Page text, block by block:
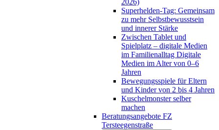
Superhelden-Tag: Gemeinsam
zu mehr Selbstbewusstsein
und innerer Stärke
Zwischen Tablet und
Spielplatz – digitale Medien
im Familienalltag Digitale
Medien im Alter von 0–6
Jahren
Bewegungsspiele für Eltern
und Kinder von 2 bis 4 Jahren
Kuschelmonster selber
machen
Beratungsangebote FZ
Tersteegenstraße